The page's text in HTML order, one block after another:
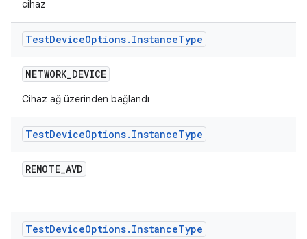
cihaz
TestDeviceOptions. InstanceType
NETWORK_DEVICE
Cihaz ağ üzerinden bağlandı
TestDeviceOptions. InstanceType
REMOTE_AVD
TestDeviceOptions. InstanceType